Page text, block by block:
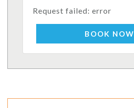
Request failed: error
BOOK NOW